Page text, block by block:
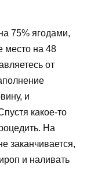
75% ягодами,
место на 48
от
и
какое-то
На
заканчивается,
и наливать